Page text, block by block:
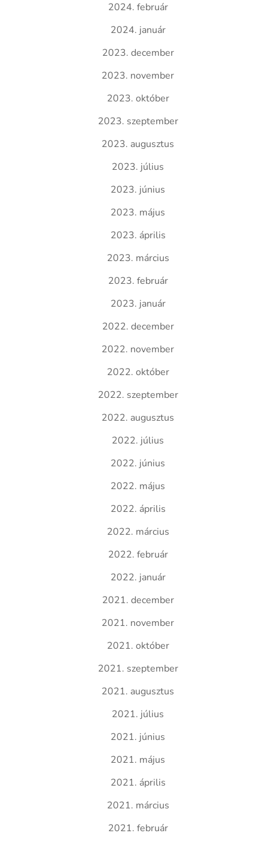
2024. február
2024. január
2023. december
2023. november
2023. október
2023. szeptember
2023. augusztus
2023. július
2023. június
2023. május
2023. április
2023. március
2023. február
2023. január
2022. december
2022. november
2022. október
2022. szeptember
2022. augusztus
2022. július
2022. június
2022. május
2022. április
2022. március
2022. február
2022. január
2021. december
2021. november
2021. október
2021. szeptember
2021. augusztus
2021. július
2021. június
2021. május
2021. április
2021. március
2021. február